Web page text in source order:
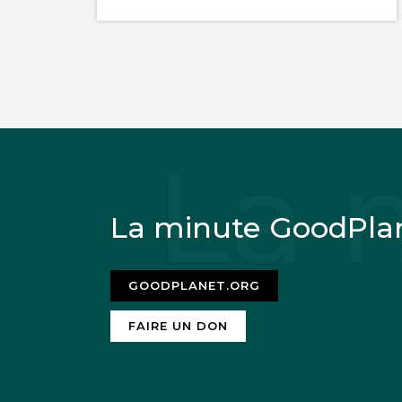
La minute
GOODPLANET.ORG
FAIRE UN DON